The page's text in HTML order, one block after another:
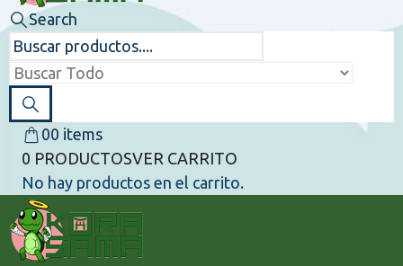
Search
00 items
0 PRODUCTOSVER CARRITO
No hay productos en el carrito.